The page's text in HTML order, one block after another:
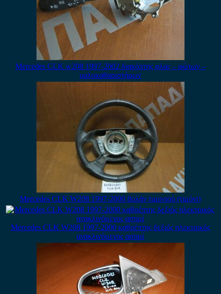
Mercedes CLK w208 1997-2002 διακόπτης φλας – φώτων –
υαλοκαθαριστήρων
Mercedes CLK W208 1997-2000 βολάν τιμονιού (τιμόνι)
Mercedes CLK W208 1997-2000 καθρέπτης δεξιός ηλεκτρικός
ανακλινόμενος ασημί